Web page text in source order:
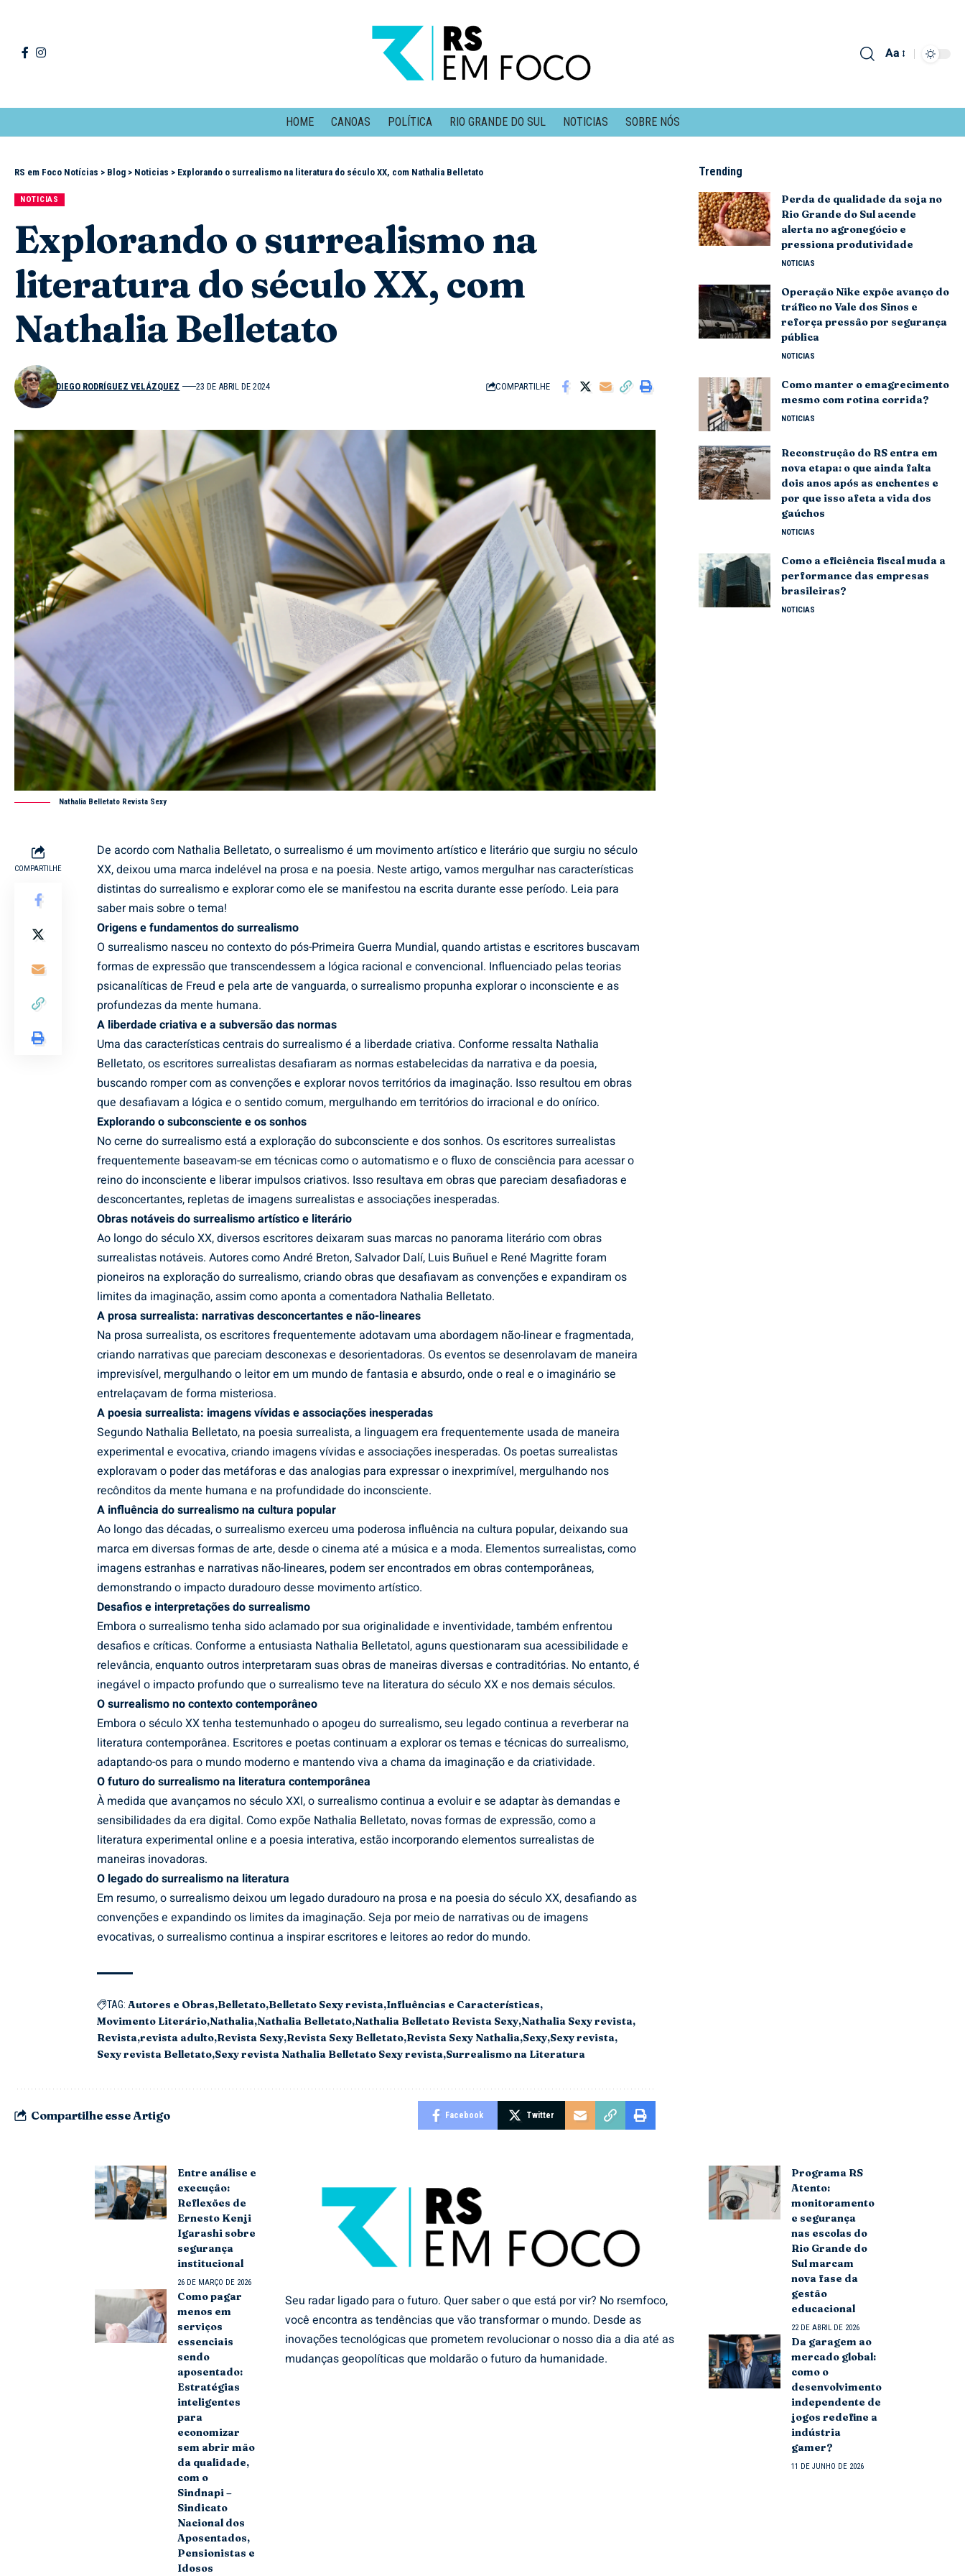
Aa
HOME CANOAS POLÍTICA RIO GRANDE DO SUL NOTICIAS SOBRE NÓS
RS em Foco Notícias > Blog > Noticias > Explorando o surrealismo na literatura do século XX, com Nathalia Belletato
NOTICIAS
Explorando o surrealismo na
literatura do século XX, com
Nathalia Belletato
DIEGO RODRÍGUEZ VELÁZQUEZ 23 DE ABRIL DE 2024 COMPARTILHE
Nathalia Belletato Revista Sexy
COMPARTILHE
De acordo com Nathalia Belletato, o surrealismo é um movimento artístico e literário que surgiu no século
XX, deixou uma marca indelével na prosa e na poesia. Neste artigo, vamos mergulhar nas características
distintas do surrealismo e explorar como ele se manifestou na escrita durante esse período. Leia para
saber mais sobre o tema!
Origens e fundamentos do surrealismo
O surrealismo nasceu no contexto do pós-Primeira Guerra Mundial, quando artistas e escritores buscavam
formas de expressão que transcendessem a lógica racional e convencional. Influenciado pelas teorias
psicanalíticas de Freud e pela arte de vanguarda, o surrealismo propunha explorar o inconsciente e as
profundezas da mente humana.
A liberdade criativa e a subversão das normas
Uma das características centrais do surrealismo é a liberdade criativa. Conforme ressalta Nathalia
Belletato, os escritores surrealistas desafiaram as normas estabelecidas da narrativa e da poesia,
buscando romper com as convenções e explorar novos territórios da imaginação. Isso resultou em obras
que desafiavam a lógica e o sentido comum, mergulhando em territórios do irracional e do onírico.
Explorando o subconsciente e os sonhos
No cerne do surrealismo está a exploração do subconsciente e dos sonhos. Os escritores surrealistas
frequentemente baseavam-se em técnicas como o automatismo e o fluxo de consciência para acessar o
reino do inconsciente e liberar impulsos criativos. Isso resultava em obras que pareciam desafiadoras e
desconcertantes, repletas de imagens surrealistas e associações inesperadas.
Obras notáveis do surrealismo artístico e literário
Ao longo do século XX, diversos escritores deixaram suas marcas no panorama literário com obras
surrealistas notáveis. Autores como André Breton, Salvador Dalí, Luis Buñuel e René Magritte foram
pioneiros na exploração do surrealismo, criando obras que desafiavam as convenções e expandiram os
limites da imaginação, assim como aponta a comentadora Nathalia Belletato.
A prosa surrealista: narrativas desconcertantes e não-lineares
Na prosa surrealista, os escritores frequentemente adotavam uma abordagem não-linear e fragmentada,
criando narrativas que pareciam desconexas e desorientadoras. Os eventos se desenrolavam de maneira
imprevisível, mergulhando o leitor em um mundo de fantasia e absurdo, onde o real e o imaginário se
entrelaçavam de forma misteriosa.
A poesia surrealista: imagens vívidas e associações inesperadas
Segundo Nathalia Belletato, na poesia surrealista, a linguagem era frequentemente usada de maneira
experimental e evocativa, criando imagens vívidas e associações inesperadas. Os poetas surrealistas
exploravam o poder das metáforas e das analogias para expressar o inexprimível, mergulhando nos
recônditos da mente humana e na profundidade do inconsciente.
A influência do surrealismo na cultura popular
Ao longo das décadas, o surrealismo exerceu uma poderosa influência na cultura popular, deixando sua
marca em diversas formas de arte, desde o cinema até a música e a moda. Elementos surrealistas, como
imagens estranhas e narrativas não-lineares, podem ser encontrados em obras contemporâneas,
demonstrando o impacto duradouro desse movimento artístico.
Desafios e interpretações do surrealismo
Embora o surrealismo tenha sido aclamado por sua originalidade e inventividade, também enfrentou
desafios e críticas. Conforme a entusiasta Nathalia Belletatol, aguns questionaram sua acessibilidade e
relevância, enquanto outros interpretaram suas obras de maneiras diversas e contraditórias. No entanto, é
inegável o impacto profundo que o surrealismo teve na literatura do século XX e nos demais séculos.
O surrealismo no contexto contemporâneo
Embora o século XX tenha testemunhado o apogeu do surrealismo, seu legado continua a reverberar na
literatura contemporânea. Escritores e poetas continuam a explorar os temas e técnicas do surrealismo,
adaptando-os para o mundo moderno e mantendo viva a chama da imaginação e da criatividade.
O futuro do surrealismo na literatura contemporânea
À medida que avançamos no século XXI, o surrealismo continua a evoluir e se adaptar às demandas e
sensibilidades da era digital. Como expõe Nathalia Belletato, novas formas de expressão, como a
literatura experimental online e a poesia interativa, estão incorporando elementos surrealistas de
maneiras inovadoras.
O legado do surrealismo na literatura
Em resumo, o surrealismo deixou um legado duradouro na prosa e na poesia do século XX, desafiando as
convenções e expandindo os limites da imaginação. Seja por meio de narrativas ou de imagens
evocativas, o surrealismo continua a inspirar escritores e leitores ao redor do mundo.
TAG: Autores e Obras Belletato Belletato Sexy revista Influências e Características
Movimento Literário Nathalia Nathalia Belletato Nathalia Belletato Revista Sexy Nathalia Sexy revista
Revista revista adulto Revista Sexy Revista Sexy Belletato Revista Sexy Nathalia Sexy Sexy revista
Sexy revista Belletato Sexy revista Nathalia Belletato Sexy revista Surrealismo na Literatura
Compartilhe esse Artigo Facebook Twitter
Trending
Perda de qualidade da soja no
Rio Grande do Sul acende
alerta no agronegócio e
pressiona produtividade
NOTICIAS
Operação Nike expõe avanço do
tráfico no Vale dos Sinos e
reforça pressão por segurança
pública
NOTICIAS
Como manter o emagrecimento
mesmo com rotina corrida?
NOTICIAS
Reconstrução do RS entra em
nova etapa: o que ainda falta
dois anos após as enchentes e
por que isso afeta a vida dos
gaúchos
NOTICIAS
Como a eficiência fiscal muda a
performance das empresas
brasileiras?
NOTICIAS
Entre análise e
execução:
Reflexões de
Ernesto Kenji
Igarashi sobre
segurança
institucional
26 DE MARÇO DE 2026
Como pagar
menos em
serviços
essenciais
sendo
aposentado:
Estratégias
inteligentes
para
economizar
sem abrir mão
da qualidade,
com o
Sindnapi –
Sindicato
Nacional dos
Aposentados,
Pensionistas e
Idosos
Seu radar ligado para o futuro. Quer saber o que está por vir? No rsemfoco,
você encontra as tendências que vão transformar o mundo. Desde as
inovações tecnológicas que prometem revolucionar o nosso dia a dia até as
mudanças geopolíticas que moldarão o futuro da humanidade.
Programa RS
Atento:
monitoramento
e segurança
nas escolas do
Rio Grande do
Sul marcam
nova fase da
gestão
educacional
22 DE ABRIL DE 2026
Da garagem ao
mercado global:
como o
desenvolvimento
independente de
jogos redefine a
indústria
gamer?
11 DE JUNHO DE 2026